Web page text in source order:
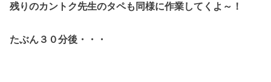
残りのカントク先生のタペも同様に作業してくよ～！
たぶん３０分後・・・